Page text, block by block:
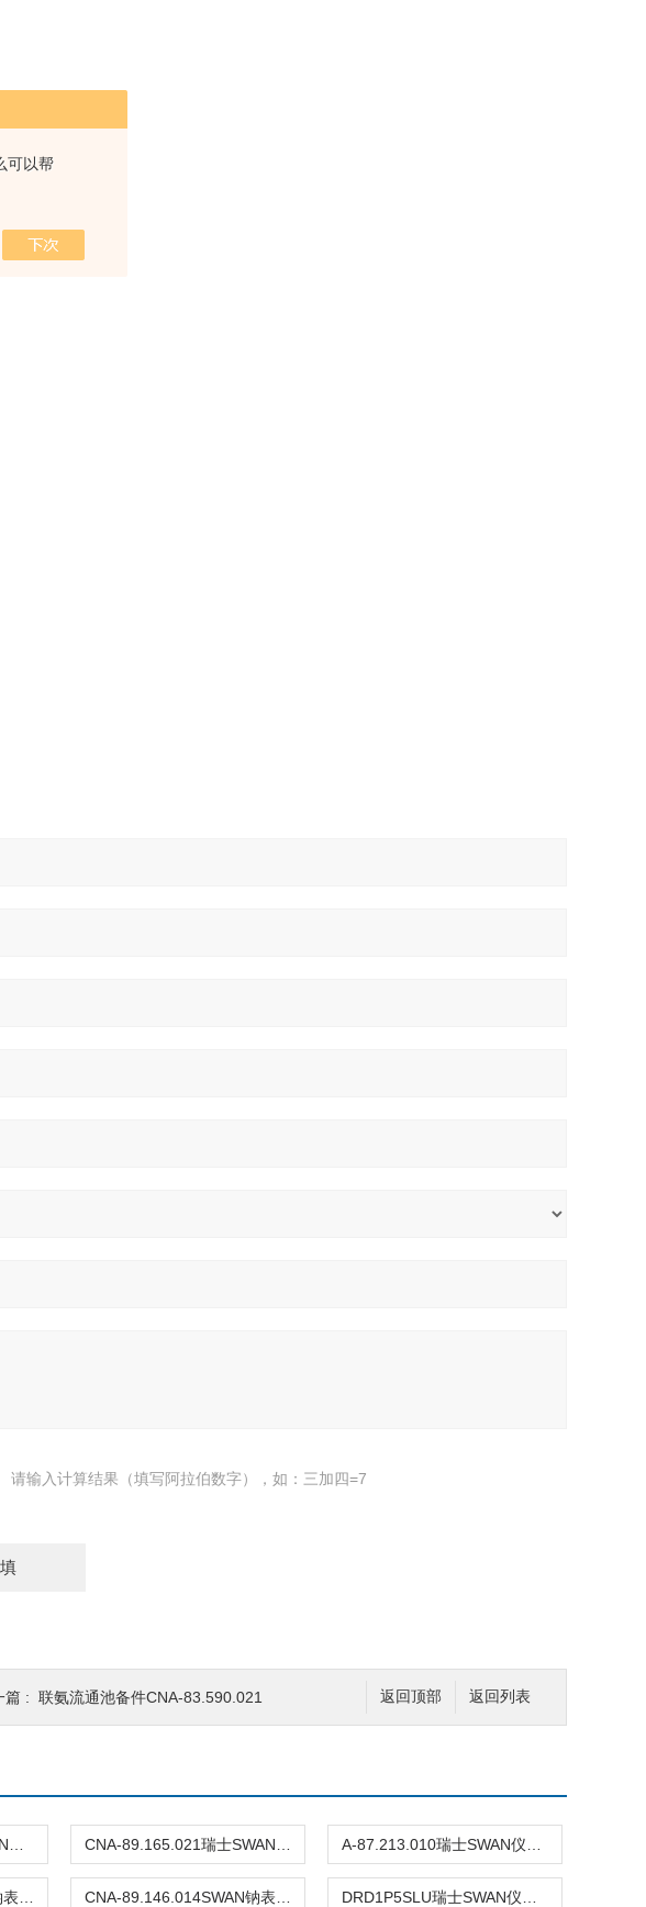
可以帮
请输入计算结果（填写阿拉伯数字），如：三加四=7
返回列表
返回顶部
篇 : 联氨流通池备件CNA-83.590.021